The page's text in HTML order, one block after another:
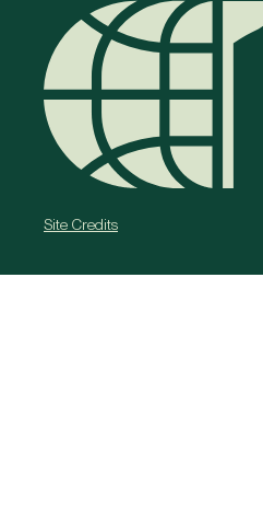
Site Credits